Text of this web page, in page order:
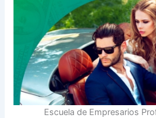
Escuela de Empresarios